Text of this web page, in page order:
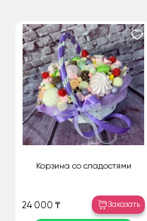
Корзина со сладостями
24 000 ₸ Заказать